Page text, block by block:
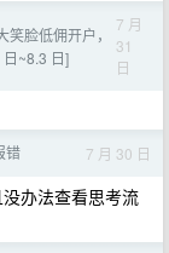
笑脸低佣开户，
~8.3 日]
7 月
31
日
错 7 月 30 日
办法查看思考流